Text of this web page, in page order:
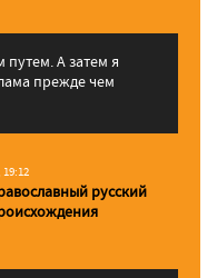
А затем я
прежде чем
19:12
русский